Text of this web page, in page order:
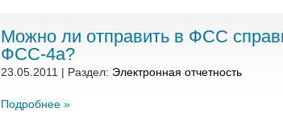
Можно ли отправить в ФСС
ФСС-4а?
23.05.2011 | Раздел: Электронная отчетность
Подробнее »